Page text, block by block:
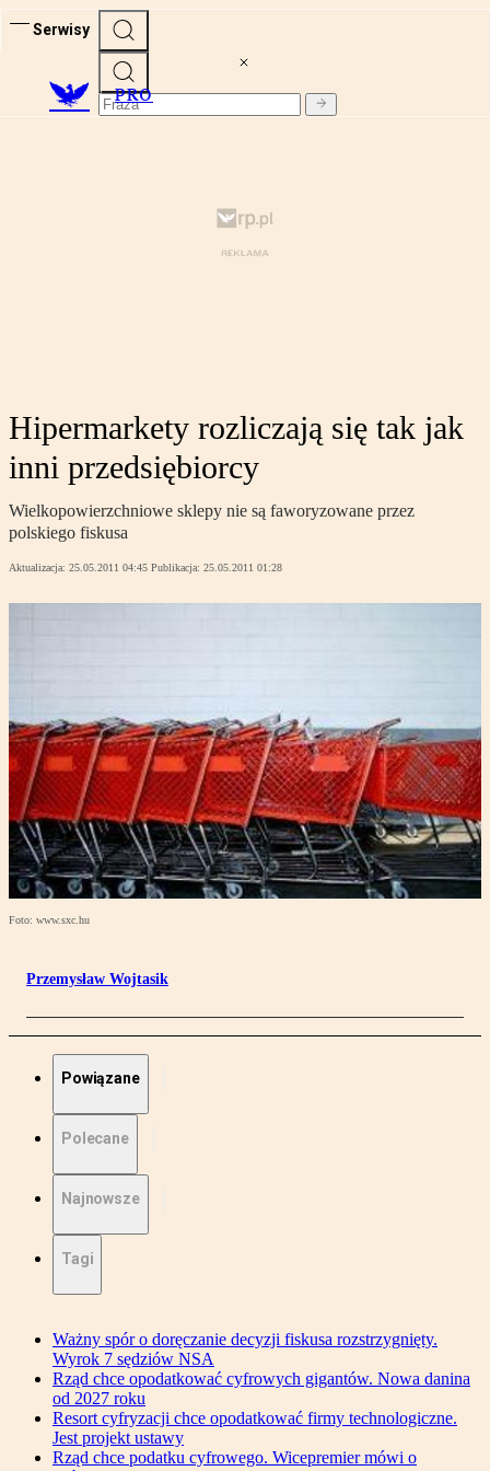
Serwisy
PRO
Hipermarkety rozliczają się tak jak
inni przedsiębiorcy
Wielkopowierzchniowe sklepy nie są faworyzowane przez
polskiego fiskusa
Aktualizacja: 25.05.2011 04:45 Publikacja: 25.05.2011 01:28
Foto: www.sxc.hu
Przemysław Wojtasik
Powiązane
Polecane
Najnowsze
Tagi
Ważny spór o doręczanie decyzji fiskusa rozstrzygnięty.
Wyrok 7 sędziów NSA
Rząd chce opodatkować cyfrowych gigantów. Nowa danina
od 2027 roku
Resort cyfryzacji chce opodatkować firmy technologiczne.
Jest projekt ustawy
Rząd chce podatku cyfrowego. Wicepremier mówi o